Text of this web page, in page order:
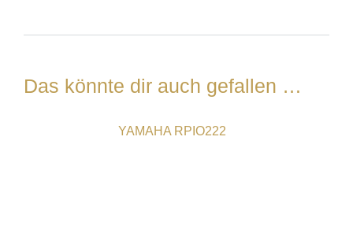
Das könnte dir auch gefallen …
YAMAHA RPIO222